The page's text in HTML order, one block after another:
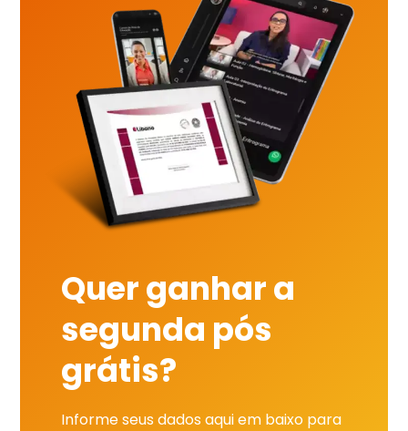
Quer ganhar a
segunda pós
grátis?
Informe seus dados aqui em baixo para